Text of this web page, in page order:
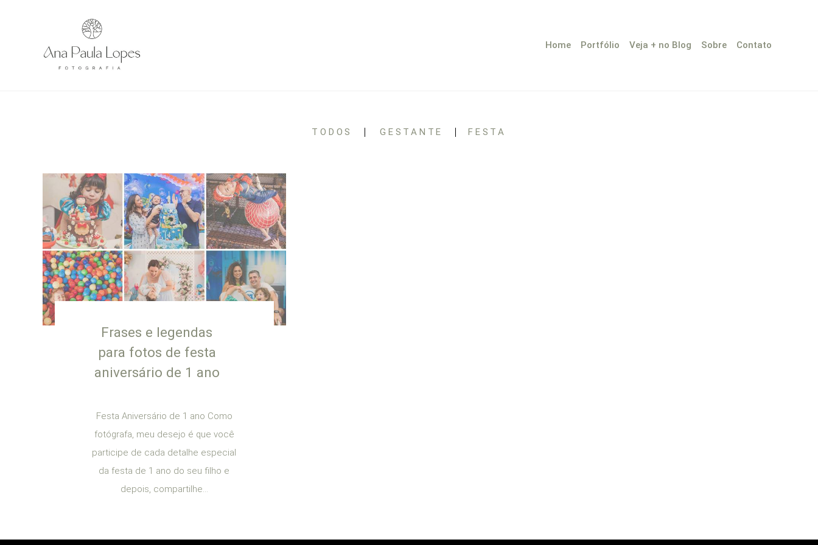
Home Portfólio Veja + no Blog Sobre Contato
TODOS GESTANTE FESTA
Frases e legendas
para fotos de festa
aniversário de 1 ano
Festa Aniversário de 1 ano Como
fotógrafa, meu desejo é que você
participe de cada detalhe especial
da festa de 1 ano do seu filho e
depois, compartilhe...